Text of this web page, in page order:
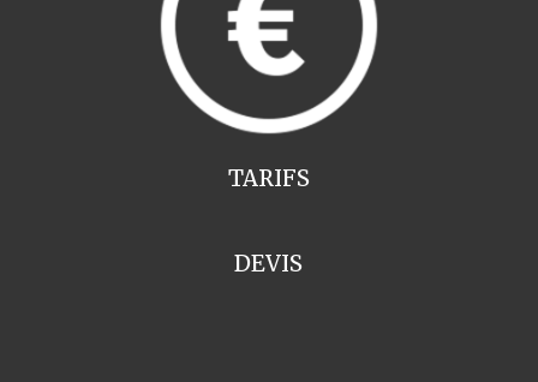
TARIFS
DEVIS